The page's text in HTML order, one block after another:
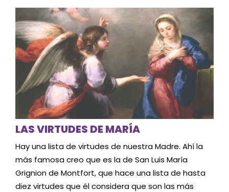
LAS VIRTUDES DE MARÍA
Hay una lista de virtudes de nuestra Madre. Ahí la
más famosa creo que es la de San Luis María
Grignion de Montfort, que hace una lista de hasta
diez virtudes que él considera que son las más